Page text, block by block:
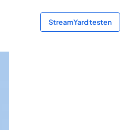
StreamYard testen